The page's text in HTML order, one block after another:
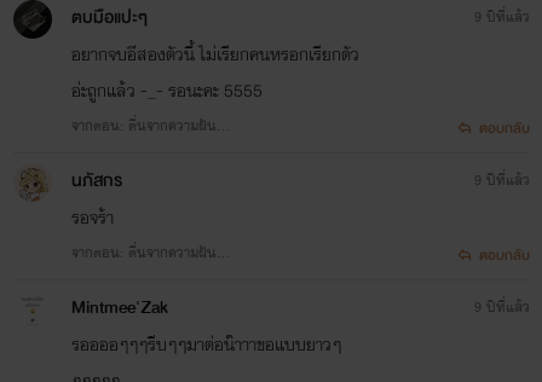
ตบมือแปะๆ
อยากจบอีสองตัวนี้ ไม่เรียกคนหรอกเรียกตัว
อ่ะถูกแล้ว -_- รอนะคะ 5555
จากตอน: ตื่นจากความฝัน...
9 ปีที่แล้ว
ตอบกลับ
นภัสกร
รอจร้า
จากตอน: ตื่นจากความฝัน...
9 ปีที่แล้ว
ตอบกลับ
Mintmee'Zak
รออออๆๆๆรีบๆๆมาต่อน๊าาาขอแบบยาวๆ
9 ปีที่แล้ว